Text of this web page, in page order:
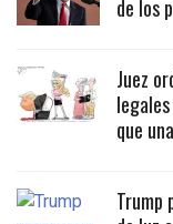
de los
Juez
que
Trump